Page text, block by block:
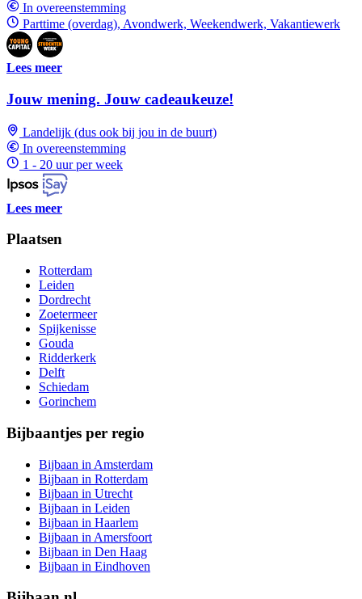
In overeenstemming
Parttime (overdag), Avondwerk, Weekendwerk, Vakantiewerk
Lees meer
Jouw mening. Jouw cadeaukeuze!
Landelijk (dus ook bij jou in de buurt)
In overeenstemming
1 - 20 uur per week
Lees meer
Plaatsen
Rotterdam
Leiden
Dordrecht
Zoetermeer
Spijkenisse
Gouda
Ridderkerk
Delft
Schiedam
Gorinchem
Bijbaantjes per regio
Bijbaan in Amsterdam
Bijbaan in Rotterdam
Bijbaan in Utrecht
Bijbaan in Leiden
Bijbaan in Haarlem
Bijbaan in Amersfoort
Bijbaan in Den Haag
Bijbaan in Eindhoven